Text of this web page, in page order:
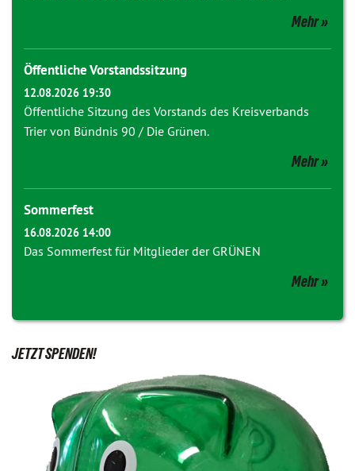
Mehr
Öffentliche Vorstandssitzung
12.08.2026 19:30
Öffentliche Sitzung des Vorstands des Kreisverbands
Trier von Bündnis 90 / Die Grünen.
Mehr
Sommerfest
16.08.2026 14:00
Das Sommerfest für Mitglieder der GRÜNEN
Mehr
JETZT SPENDEN!